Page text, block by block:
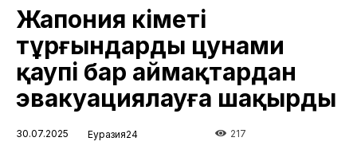
Жапония үкіметі
тұрғындарды цунами
қаупі бар аймақтардан
эвакуациялауға шақырды
30.07.2025 Еуразия24 217